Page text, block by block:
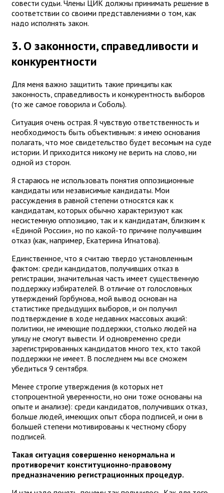
совести судьи. Члены ЦИК должны принимать решение в
соответствии со своими представлениями о том, как
надо исполнять закон.
3. О законности, справедливости и
конкурентности
Для меня важно защитить такие принципы как
законность, справедливость и конкурентность выборов
(то же самое говорила и Соболь).
Ситуация очень острая. Я чувствую ответственность и
необходимость быть объективным: я имею основания
полагать, что мое свидетельство будет весомым на суде
истории. И приходится никому не верить на слово, ни
одной из сторон.
Я стараюсь не использовать понятия оппозиционные
кандидаты или независимые кандидаты. Мои
рассуждения в равной степени относятся как к
кандидатам, которых обычно характеризуют как
несистемную оппозицию, так и к кандидатам, близким к
«Единой России», но по какой-то причине получившим
отказ (как, например, Екатерина Игнатова).
Единственное, что я считаю твердо установленным
фактом: среди кандидатов, получивших отказ в
регистрации, значительная часть имеет существенную
поддержку избирателей. В отличие от голословных
утверждений Горбунова, мой вывод основан на
статистике предыдущих выборов, и он получил
подтверждение в ходе недавних массовых акций:
политики, не имеющие поддержки, столько людей на
улицу не смогут вывести. И одновременно среди
зарегистрированных кандидатов много тех, кто такой
поддержки не имеет. В последнем мы все сможем
убедиться 9 сентября.
Менее строгие утверждения (в которых нет
стопроцентной уверенности, но они тоже основаны на
опыте и анализе): среди кандидатов, получивших отказ,
больше людей, имеющих опыт сбора подписей, и они в
большей степени мотивированы к честному сбору
подписей.
Такая ситуация совершенно ненормальна и
противоречит конституционно-правовому
предназначению регистрационных процедур.